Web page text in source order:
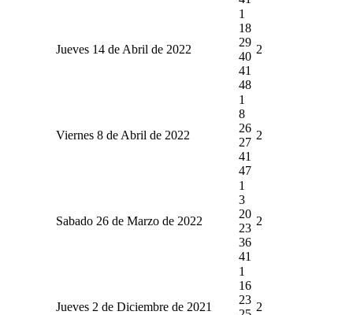
Jueves 14 de Abril de 2022
1
18
29
40
41
48
2
Viernes 8 de Abril de 2022
1
8
26
27
41
47
2
Sabado 26 de Marzo de 2022
1
3
20
23
36
41
2
Jueves 2 de Diciembre de 2021
1
16
23
2